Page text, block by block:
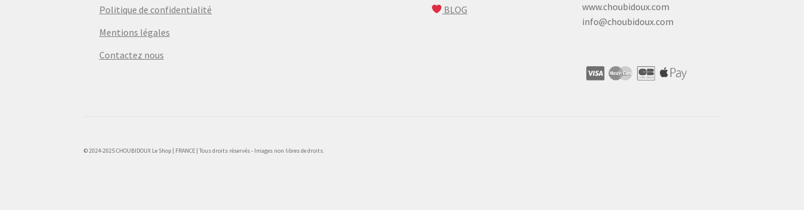
Politique de confidentialité
Mentions légales
Contactez nous
BLOG
www.choubidoux.com
info@choubidoux.com
© 2024-2025 CHOUBIDOUX Le Shop | FRANCE | Tous droits réservés - Images non libres de droits.